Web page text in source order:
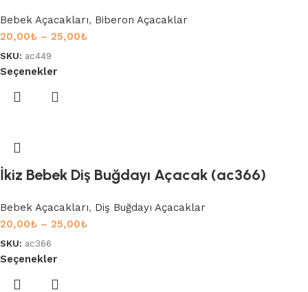
Bebek Açacakları, Biberon Açacaklar
20,00₺ – 25,00₺
SKU: ac449
Seçenekler
İkiz Bebek Diş Buğdayı Açacak (ac366)
Bebek Açacakları, Diş Buğdayı Açacaklar
20,00₺ – 25,00₺
SKU: ac366
Seçenekler